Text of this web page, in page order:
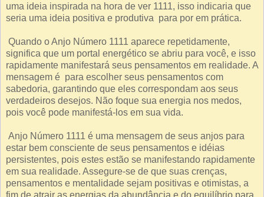
uma ideia inspirada na hora de ver 1111, isso indicaria que
seria uma ideia positiva e produtiva para por em prática.
Quando o Anjo Número 1111 aparece repetidamente,
significa que um portal energético se abriu para você, e isso
rapidamente manifestará seus pensamentos em realidade. A
mensagem é para escolher seus pensamentos com
sabedoria, garantindo que eles correspondam aos seus
verdadeiros desejos. Não foque sua energia nos medos,
pois você pode manifestá-los em sua vida.
Anjo Número 1111 é uma mensagem de seus anjos para
estar bem consciente de seus pensamentos e idéias
persistentes, pois estes estão se manifestando rapidamente
em sua realidade. Assegure-se de que suas crenças,
pensamentos e mentalidade sejam positivas e otimistas, a
fim de atrair as energias da abundância e do equilíbrio para